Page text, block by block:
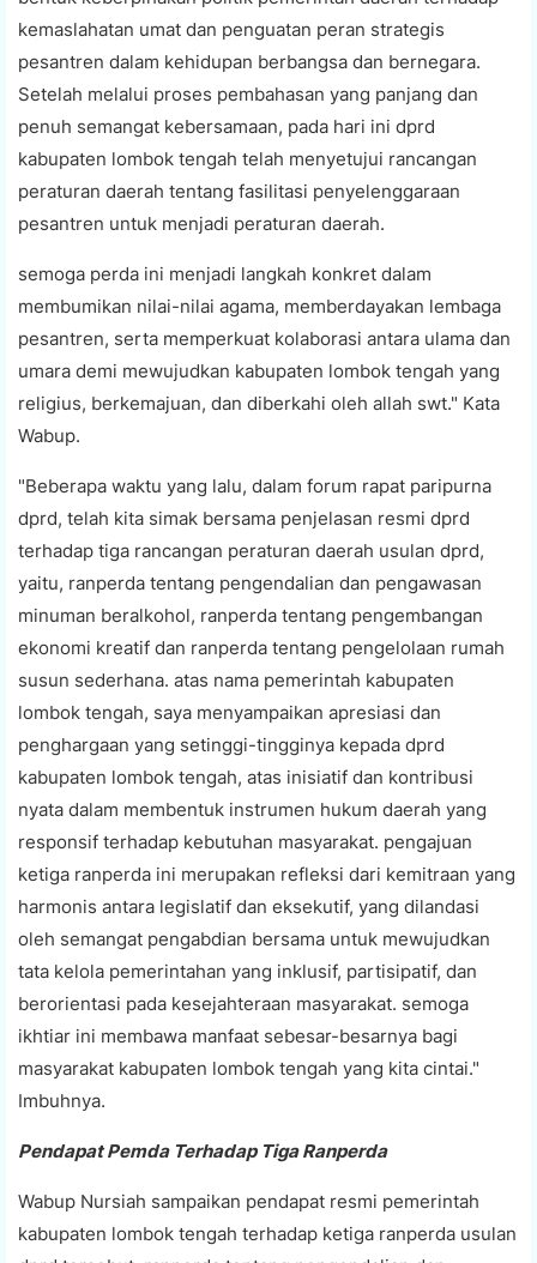
kemaslahatan umat dan penguatan peran strategis
pesantren dalam kehidupan berbangsa dan bernegara.
Setelah melalui proses pembahasan yang panjang dan
penuh semangat kebersamaan, pada hari ini dprd
kabupaten lombok tengah telah menyetujui rancangan
peraturan daerah tentang fasilitasi penyelenggaraan
pesantren untuk menjadi peraturan daerah.
semoga perda ini menjadi langkah konkret dalam
membumikan nilai-nilai agama, memberdayakan lembaga
pesantren, serta memperkuat kolaborasi antara ulama dan
umara demi mewujudkan kabupaten lombok tengah yang
religius, berkemajuan, dan diberkahi oleh allah swt." Kata
Wabup.
"Beberapa waktu yang lalu, dalam forum rapat paripurna
dprd, telah kita simak bersama penjelasan resmi dprd
terhadap tiga rancangan peraturan daerah usulan dprd,
yaitu, ranperda tentang pengendalian dan pengawasan
minuman beralkohol, ranperda tentang pengembangan
ekonomi kreatif dan ranperda tentang pengelolaan rumah
susun sederhana. atas nama pemerintah kabupaten
lombok tengah, saya menyampaikan apresiasi dan
penghargaan yang setinggi-tingginya kepada dprd
kabupaten lombok tengah, atas inisiatif dan kontribusi
nyata dalam membentuk instrumen hukum daerah yang
responsif terhadap kebutuhan masyarakat. pengajuan
ketiga ranperda ini merupakan refleksi dari kemitraan yang
harmonis antara legislatif dan eksekutif, yang dilandasi
oleh semangat pengabdian bersama untuk mewujudkan
tata kelola pemerintahan yang inklusif, partisipatif, dan
berorientasi pada kesejahteraan masyarakat. semoga
ikhtiar ini membawa manfaat sebesar-besarnya bagi
masyarakat kabupaten lombok tengah yang kita cintai."
Imbuhnya.
Pendapat Pemda Terhadap Tiga Ranperda
Wabup Nursiah sampaikan pendapat resmi pemerintah
kabupaten lombok tengah terhadap ketiga ranperda usulan